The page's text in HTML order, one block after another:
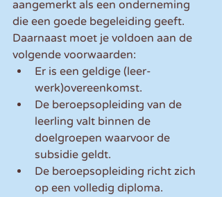
aangemerkt als een onderneming
die een goede begeleiding geeft.
Daarnaast moet je voldoen aan de
volgende voorwaarden:
Er is een geldige (leer-
werk)overeenkomst.
De beroepsopleiding van de
leerling valt binnen de
doelgroepen waarvoor de
subsidie geldt.
De beroepsopleiding richt zich
op een volledig diploma.